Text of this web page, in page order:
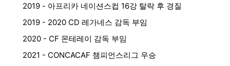
2019 - 아프리카 네이션스컵 16강 탈락 후 경질
2019 - 2020 CD 레가네스 감독 부임
2020 - CF 몬테레이 감독 부임
2021 - CONCACAF 챔피언스리그 우승